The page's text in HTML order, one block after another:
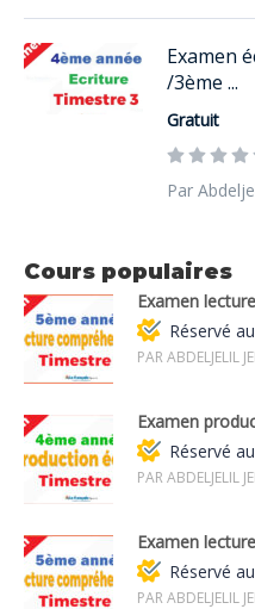
Examen
/3ème ...
Gratuit
Par
Cours populaires
Examen
Réservé
PAR ABDELJELIL
Examen
Réservé
PAR ABDELJELIL
Examen
Réservé
PAR ABDELJELIL